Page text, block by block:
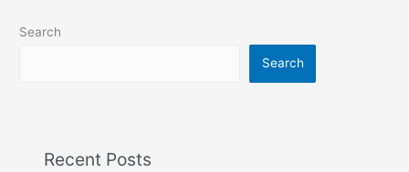
Search
Search
Recent Posts